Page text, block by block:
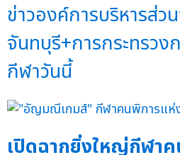
ข่าวองค์การบริหารส่ว
จันทบุรี+การกระทรวง
กีฬาวันนี้
เปิดฉากยิ่งใหญ่กีฬา